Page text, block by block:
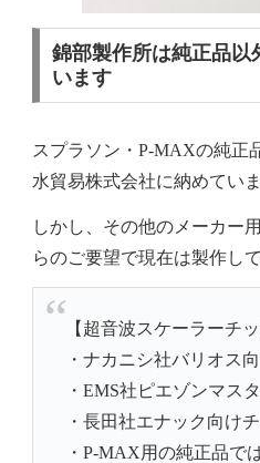
錦部製作所は純正品以
います
スプラソン・P-MAXの純正
水貿易株式会社に納めていま
しかし、その他のメーカー
らのご要望で現在は製作し
【超音波スケーラーチッ
・ナカニシ社バリオス
・EMS社ピエゾンマス
・長田社エナック向け
・P-MAX用の純正品で